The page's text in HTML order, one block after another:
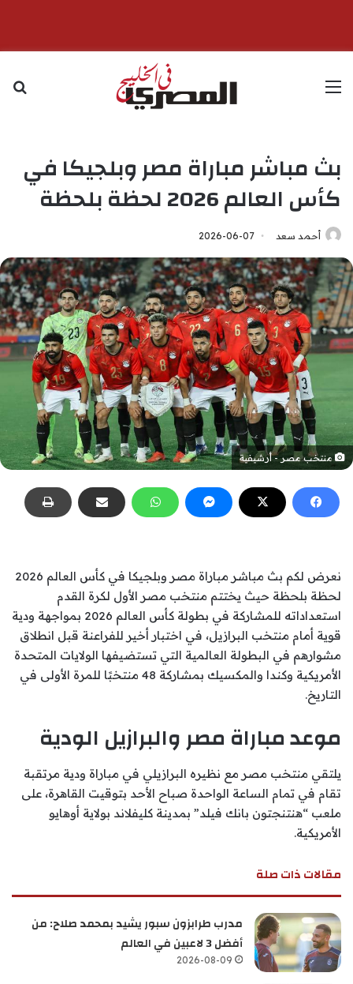
القائمة
بث مباشر مباراة مصر وبلجيكا في
كأس العالم 2026 لحظة بلحظة
أحمد سعد 2026-06-07
منتخب مصر - أرشيفية
نعرض لكم بث مباشر مباراة مصر وبلجيكا في كأس العالم 2026
لحظة بلحظة حيث يختتم منتخب مصر الأول لكرة القدم
استعداداته للمشاركة في بطولة كأس العالم 2026 بمواجهة ودية
قوية أمام منتخب البرازيل، في اختبار أخير للفراعنة قبل انطلاق
مشوارهم في البطولة العالمية التي تستضيفها الولايات المتحدة
الأمريكية وكندا والمكسيك بمشاركة 48 منتخبًا للمرة الأولى في
التاريخ.
موعد مباراة مصر والبرازيل الودية
يلتقي منتخب مصر مع نظيره البرازيلي في مباراة ودية مرتقبة
تقام في تمام الساعة الواحدة صباح الأحد بتوقيت القاهرة، على
ملعب “هنتنجتون بانك فيلد” بمدينة كليفلاند بولاية أوهايو
الأمريكية.
مقالات ذات صلة
مدرب طرابزون سبور يشيد بمحمد صلاح: من
أفضل 3 لاعبين في العالم
2026-08-09